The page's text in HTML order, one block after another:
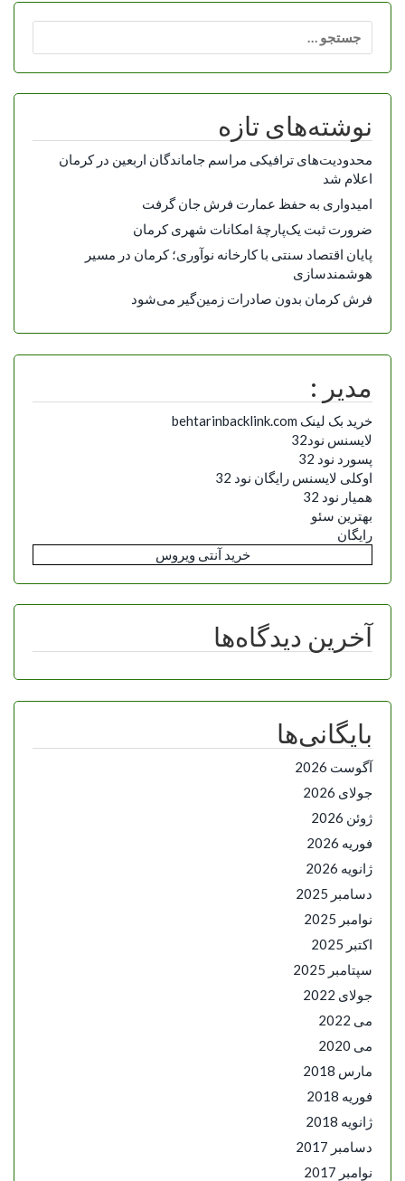
برای:
نوشته‌های تازه
محدودیت‌های ترافیکی مراسم جاماندگان اربعین در کرمان
اعلام شد
امیدواری به حفظ عمارت فرش جان گرفت
ضرورت ثبت یک‌پارچۀ امکانات شهری کرمان
پایان اقتصاد سنتی با کارخانه نوآوری؛ کرمان در مسیر
هوشمندسازی
فرش کرمان بدون صادرات زمین‌گیر می‌شود
مدیر :
خرید بک لینک behtarinbacklink.com
لایسنس نود32
پسورد نود 32
اوکلی لایسنس رایگان نود 32
همیار نود 32
بهترین سئو
رایگان
خرید آنتی ویروس
آخرین دیدگاه‌ها
بایگانی‌ها
آگوست 2026
جولای 2026
ژوئن 2026
فوریه 2026
ژانویه 2026
دسامبر 2025
نوامبر 2025
اکتبر 2025
سپتامبر 2025
جولای 2022
می 2022
می 2020
مارس 2018
فوریه 2018
ژانویه 2018
دسامبر 2017
نوامبر 2017